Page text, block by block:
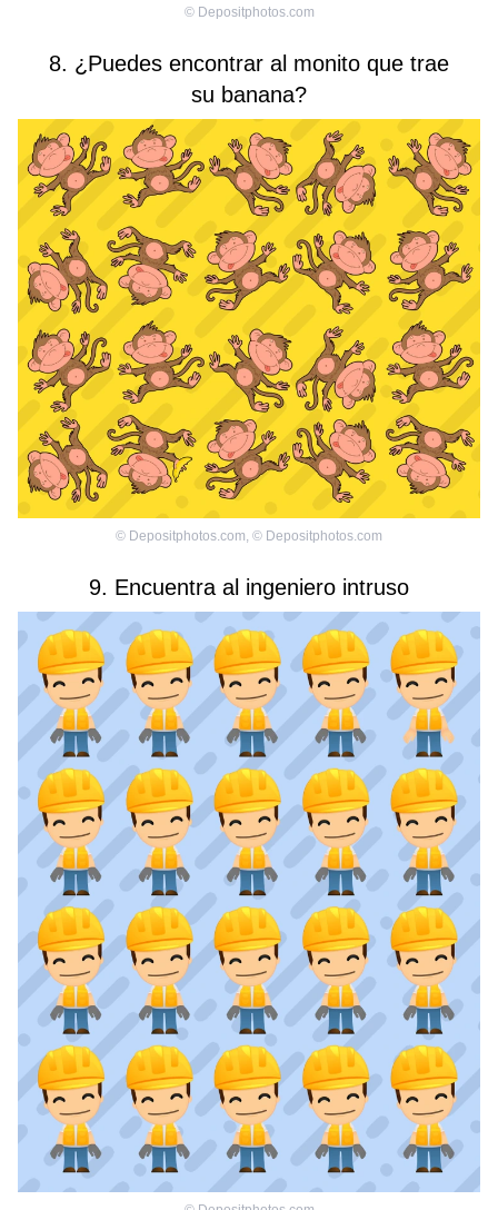
© Depositphotos.com
8. ¿Puedes encontrar al monito que trae
su banana?
© Depositphotos.com, © Depositphotos.com
9. Encuentra al ingeniero intruso